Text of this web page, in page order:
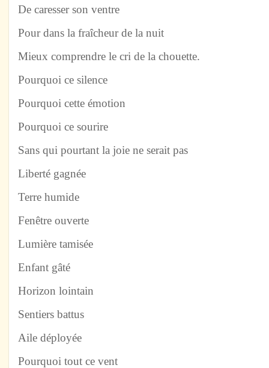
De caresser son ventre
Pour dans la fraîcheur de la nuit
Mieux comprendre le cri de la chouette.
Pourquoi ce silence
Pourquoi cette émotion
Pourquoi ce sourire
Sans qui pourtant la joie ne serait pas
Liberté gagnée
Terre humide
Fenêtre ouverte
Lumière tamisée
Enfant gâté
Horizon lointain
Sentiers battus
Aile déployée
Pourquoi tout ce vent